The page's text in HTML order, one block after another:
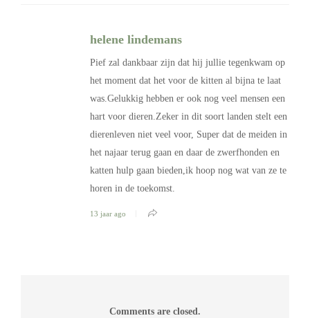
helene lindemans
Pief zal dankbaar zijn dat hij jullie tegenkwam op
het moment dat het voor de kitten al bijna te laat
was.Gelukkig hebben er ook nog veel mensen een
hart voor dieren.Zeker in dit soort landen stelt een
dierenleven niet veel voor, Super dat de meiden in
het najaar terug gaan en daar de zwerfhonden en
katten hulp gaan bieden,ik hoop nog wat van ze te
horen in de toekomst.
13 jaar ago
Comments are closed.